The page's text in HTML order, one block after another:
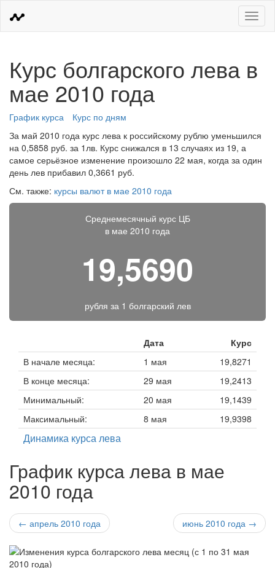
Меню
Курс болгарского лева в
мае 2010 года
График курса
Курс по дням
За май 2010 года курс лева к российскому рублю уменьшился
на 0,5858 руб. за 1лв. Курс снижался в 13 случаях из 19, а
самое серьёзное изменение произошло 22 мая, когда за один
день лев прибавил 0,3661 руб.
См. также: курсы валют в мае 2010 года
Среднемесячный курс ЦБ
в мае 2010 года
19,5690
рубля за 1 болгарский лев
Дата
Курс
В начале месяца:
1 мая
19,8271
В конце месяца:
29 мая
19,2413
Минимальный:
20 мая
19,1439
Максимальный:
8 мая 19,9398
Динамика курса лева
График курса лева в мае
2010 года
← апрель 2010 года июнь 2010 года →